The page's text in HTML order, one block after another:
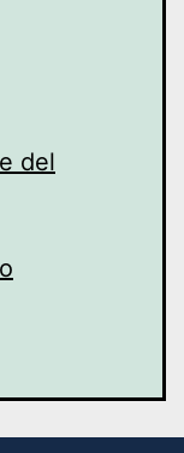
del